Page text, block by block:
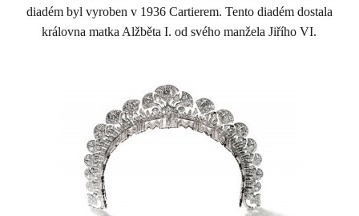
diadém byl vyroben v 1936 Cartierem. Tento diadém dostala
královna matka Alžběta I. od svého manžela Jiřího VI.